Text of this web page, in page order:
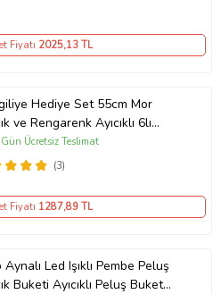
Fiyatı 2025,13 TL
Hediye Set 55cm Mor
ve Rengarenk Ayıcıklı 6lı
Buketi
(3)
Ücretsiz Teslimat
Fiyatı 1287,89 TL
Aynalı Led Işıklı Pembe Peluş
Buketi Ayıcıklı Peluş Buket